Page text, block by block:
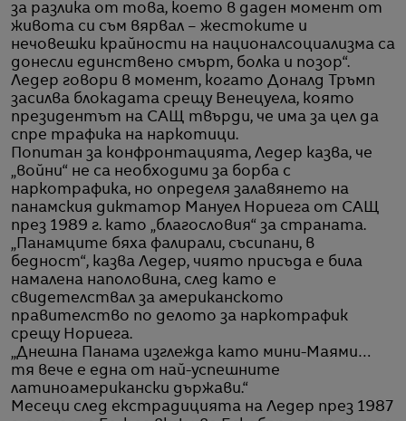
за разлика от това, което в даден момент от
живота си съм вярвал – жестоките и
нечовешки крайности на националсоциализма са
донесли единствено смърт, болка и позор“.
Ледер говори в момент, когато Доналд Тръмп
засилва блокадата срещу Венецуела, която
президентът на САЩ твърди, че има за цел да
спре трафика на наркотици.
Попитан за конфронтацията, Ледер казва, че
„войни“ не са необходими за борба с
наркотрафика, но определя залавянето на
панамския диктатор Мануел Нориега от САЩ
през 1989 г. като „благословия“ за страната.
„Панамците бяха фалирали, съсипани, в
бедност“, казва Ледер, чиято присъда е била
намалена наполовина, след като е
свидетелствал за американското
правителство по делото за наркотрафик
срещу Нориега.
„Днешна Панама изглежда като мини-Маями…
тя вече е една от най-успешните
латиноамерикански държави.“
Месеци след екстрадицията на Ледер през 1987